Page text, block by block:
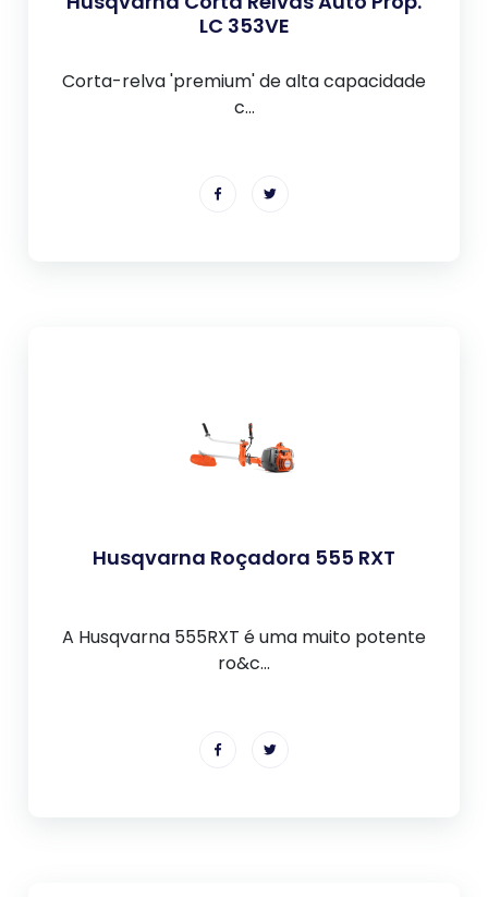
LC 353VE
Corta-relva 'premium' de alta capacidade
c...
Husqvarna Roçadora 555 RXT
A Husqvarna 555RXT é uma muito potente
ro&c...